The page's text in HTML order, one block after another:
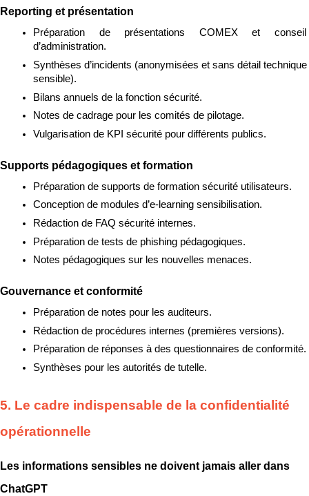
Reporting et présentation
Préparation de présentations COMEX et conseil
d’administration.
Synthèses d’incidents (anonymisées et sans détail technique
sensible).
Bilans annuels de la fonction sécurité.
Notes de cadrage pour les comités de pilotage.
Vulgarisation de KPI sécurité pour différents publics.
Supports pédagogiques et formation
Préparation de supports de formation sécurité utilisateurs.
Conception de modules d’e-learning sensibilisation.
Rédaction de FAQ sécurité internes.
Préparation de tests de phishing pédagogiques.
Notes pédagogiques sur les nouvelles menaces.
Gouvernance et conformité
Préparation de notes pour les auditeurs.
Rédaction de procédures internes (premières versions).
Préparation de réponses à des questionnaires de conformité.
Synthèses pour les autorités de tutelle.
5. Le cadre indispensable de la confidentialité
opérationnelle
Les informations sensibles ne doivent jamais aller dans
ChatGPT